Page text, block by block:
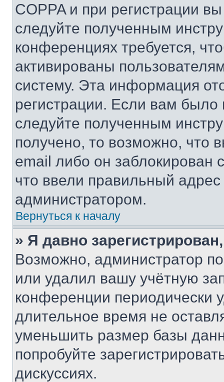
COPPA и при регистрации
следуйте полученным
конференциях требуется,
активированы
систему. Эта информация
регистрации. Если вам
следуйте полученным
получено, то возможно, что
email либо он
что ввели правильный адрес
администратором.
Вернуться к началу
» Я давно
Возможно, администратор
или удалил вашу учётную
конференции периодически
длительное время не
уменьшить размер базы
попробуйте
дискуссиях.